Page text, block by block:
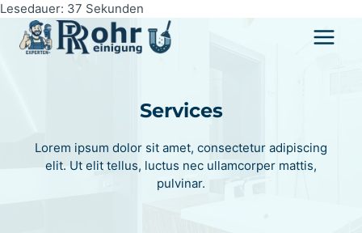
Zum
Inhalt
springen
Lesedauer: 37 Sekunden
Services
Lorem ipsum dolor sit amet, consectetur adipiscing
elit. Ut elit tellus, luctus nec ullamcorper mattis,
pulvinar.